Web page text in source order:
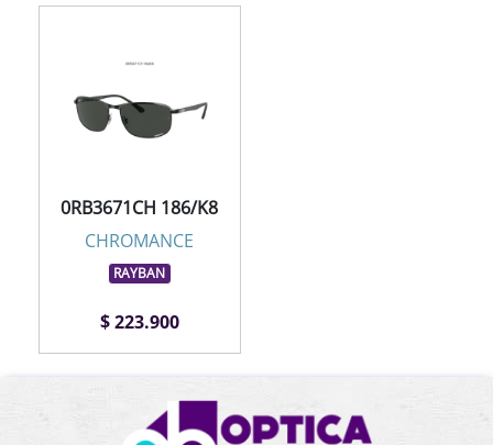
0RB3671CH 186/K8
CHROMANCE
RAYBAN
$ 223.900